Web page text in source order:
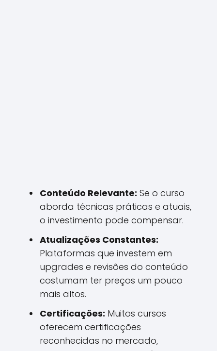
Conteúdo Relevante: Se o curso
aborda técnicas práticas e atuais,
o investimento pode compensar.
Atualizações Constantes:
Plataformas que investem em
upgrades e revisões do conteúdo
costumam ter preços um pouco
mais altos.
Certificações: Muitos cursos
oferecem certificações
reconhecidas no mercado,